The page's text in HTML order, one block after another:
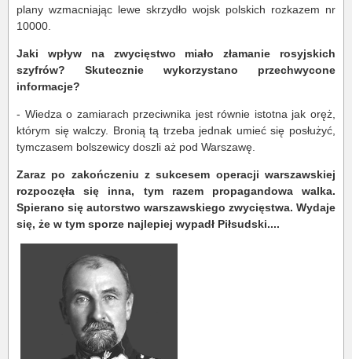
plany wzmacniając lewe skrzydło wojsk polskich rozkazem nr
10000.
Jaki wpływ na zwycięstwo miało złamanie rosyjskich
szyfrów? Skutecznie wykorzystano przechwycone
informacje?
- Wiedza o zamiarach przeciwnika jest równie istotna jak oręż,
którym się walczy. Bronią tą trzeba jednak umieć się posłużyć,
tymczasem bolszewicy doszli aż pod Warszawę.
Zaraz po zakończeniu z sukcesem operacji warszawskiej
rozpoczęła się inna, tym razem propagandowa walka.
Spierano się autorstwo warszawskiego zwycięstwa. Wydaje
się, że w tym sporze najlepiej wypadł Piłsudski....